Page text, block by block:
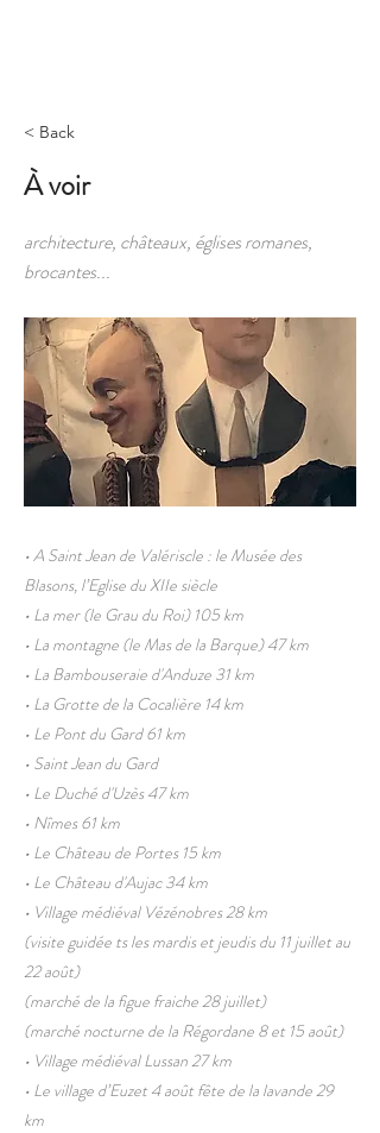
< Back
À voir
architecture, châteaux, églises romanes,
brocantes...
• A Saint Jean de Valériscle : le Musée des
Blasons, l’Eglise du XIIe siècle
• La mer (le Grau du Roi) 105 km
• La montagne (le Mas de la Barque) 47 km
• La Bambouseraie d'Anduze 31 km
• La Grotte de la Cocalière 14 km
• Le Pont du Gard 61 km
• Saint Jean du Gard
• Le Duché d'Uzès 47 km
• Nîmes 61 km
• Le Château de Portes 15 km
• Le Château d'Aujac 34 km
• Village médiéval Vézénobres 28 km
(visite guidée ts les mardis et jeudis du 11 juillet au
22 août)
(marché de la figue fraiche 28 juillet)
(marché nocturne de la Régordane 8 et 15 août)
• Village médiéval Lussan 27 km
• Le village d’Euzet 4 août fête de la lavande 29
km